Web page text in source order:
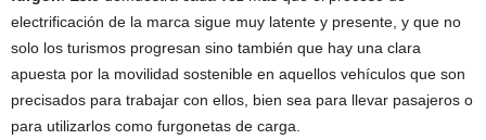
electrificación de la marca sigue muy latente y presente, y que no
solo los turismos progresan sino también que hay una clara
apuesta por la movilidad sostenible en aquellos vehículos que son
precisados para trabajar con ellos, bien sea para llevar pasajeros o
para utilizarlos como furgonetas de carga.